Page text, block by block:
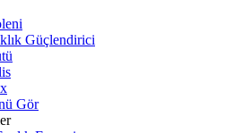
Güçlendirici
Gör